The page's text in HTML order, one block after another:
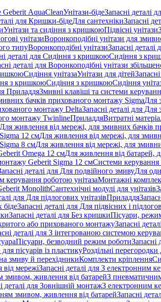
Geberit AquaCleanУнітази-бідеЗапасні деталі
для Кришки-бідеДля сантехнікиЗапасні
Унітази та сидіння з кришкоюПідвісні унітази
унітазиВоронкоподібні унітази для
типуВоронкоподібні унітазиЗапасні деталі
деталі для Сидіння з кришкоюСидіння з
деталі для Воронкоподібні унітази
Сидіння унітазаУнітази для дітей
з кришкоюСидіння з кришкоюСидіння
ПриладдяЗмивні клавіші та системи
бачків прихованого монтажу SigmaДля
монтажу DeltaЗапасні деталі для
монтажу TwinlineПриладдяВитратні
Для живлення від мережі, для змивних бачків
12 смДля живлення від мережі, для
8 смДля живлення від мережі, для
Omega 12 смДля живлення від батарей,
Geberit Sigma 12 смСистеми
деталі для Для подвійного змивуДля
керування роботою унітазаМонтажні
MonolithСантехнічні модулі для унітазів
для Для підлогових унітазівПриладдя
бідеЗапасні деталі для Для підвісних і
Запасні деталі для Без кришкиПісуари,
або прихованого монтажуЗапасні
деталі для З інтегрованою системою
Пісуари, безводний режим роботиЗапасні
пісуарів із пластикуРоздільні перегородки
змиву й перехідникиКомплекти кріплення
мережіЗапасні деталі для З електронним
змивом, живлення від батарейЗ
деталі для Зовнішній монтажЗ електронним
змивом, живлення від батарейЗапасні